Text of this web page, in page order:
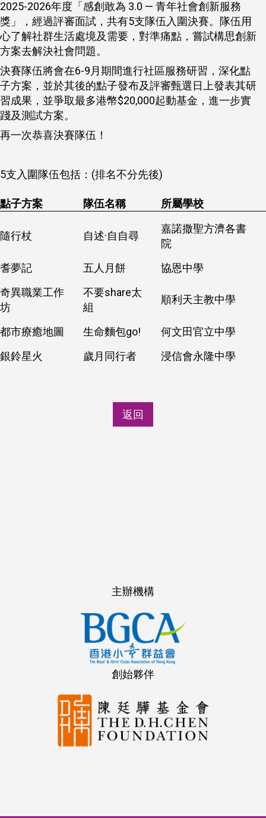
2025-2026年度「感創敢為 3.0 — 青年社會創新服務
獎」，經過評審面試，共有5支隊伍入圍決賽。隊伍用
心了解社群生活處境及需要，對準痛點，嘗試構思創新
方案去解決社會問題。
決賽隊伍將會在6-9月期間進行社區服務研習，深化點
子方案，並於其後的點子發布及評審甄選日上發表其研
習成果，並爭取最多港幣$20,000起動基金，進一步實
踐及測試方案。
再一次恭喜決賽隊伍！
5支入圍隊伍包括：(排名不分先後)
點子方案 隊伍名稱 所屬學校
隨行杖 自述·自自尋
嘉諾撒聖方濟各書
院
耆夢記
五人月餅
協恩中學
奇異職業工作
坊
不要share太
組
順利天主教中學
都市療癒地圖 生命麵包go!
何文田官立中學
銀鈴星火
歲月同行者 浸信會永隆中學
返回
主辦機構
創始夥伴